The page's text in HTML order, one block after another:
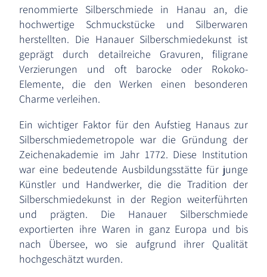
renommierte Silberschmiede in Hanau an, die
hochwertige Schmuckstücke und Silberwaren
herstellten. Die Hanauer Silberschmiedekunst ist
geprägt durch detailreiche Gravuren, filigrane
Verzierungen und oft barocke oder Rokoko-
Elemente, die den Werken einen besonderen
Charme verleihen.
Ein wichtiger Faktor für den Aufstieg Hanaus zur
Silberschmiedemetropole war die Gründung der
Zeichenakademie im Jahr 1772. Diese Institution
war eine bedeutende Ausbildungsstätte für junge
Künstler und Handwerker, die die Tradition der
Silberschmiedekunst in der Region weiterführten
und prägten. Die Hanauer Silberschmiede
exportierten ihre Waren in ganz Europa und bis
nach Übersee, wo sie aufgrund ihrer Qualität
hochgeschätzt wurden.